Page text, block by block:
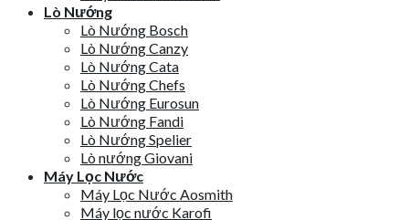
Lò Nướng
Lò Nướng Bosch
Lò Nướng Canzy
Lò Nướng Cata
Lò Nướng Chefs
Lò Nướng Eurosun
Lò Nướng Fandi
Lò Nướng Spelier
Lò nướng Giovani
Máy Lọc Nước
Máy Lọc Nước Aosmith
Máy lọc nước Karofi